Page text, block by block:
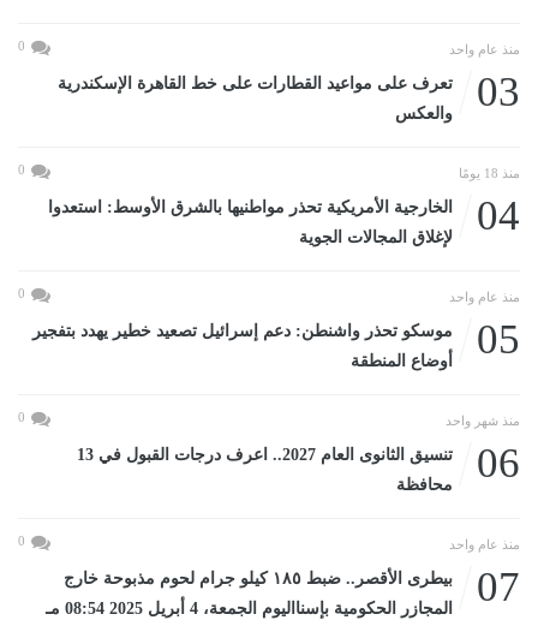
منذ عام واحد 0
03
تعرف على مواعيد القطارات على خط القاهرة الإسكندرية
والعكس
منذ 18 يومًا 0
04
الخارجية الأمريكية تحذر مواطنيها بالشرق الأوسط: استعدوا
لإغلاق المجالات الجوية
منذ عام واحد 0
05
موسكو تحذر واشنطن: دعم إسرائيل تصعيد خطير يهدد بتفجير
أوضاع المنطقة
منذ شهر واحد 0
06
تنسيق الثانوى العام 2027.. اعرف درجات القبول في 13
محافظة
منذ عام واحد 0
07
بيطرى الأقصر.. ضبط ١٨٥ كيلو جرام لحوم مذبوحة خارج
المجازر الحكومية بإسنااليوم الجمعة، 4 أبريل 2025 08:54 مـ